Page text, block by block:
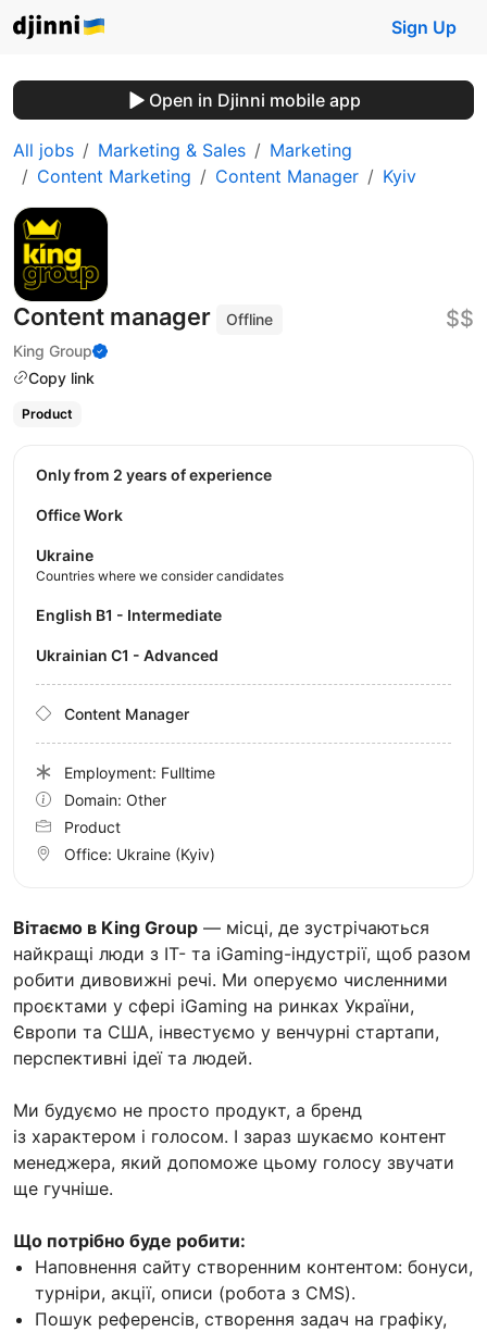
Sign Up
Open in Djinni mobile app
All jobs Marketing & Sales
Marketing
Content Marketing
Content Manager Kyiv
Content manager
Offline
King Group
Copy link
$$
Product
Вітаємо в King Group — місці, де зустрічаються
найкращі люди з IT- та iGaming-індустрії, щоб разом
робити дивовижні речі. Ми оперуємо численними
проєктами у сфері iGaming на ринках України,
Європи та США, інвестуємо у венчурні стартапи,
перспективні ідеї та людей.
Ми будуємо не просто продукт, а бренд
із характером і голосом. І зараз шукаємо контент
менеджера, який допоможе цьому голосу звучати
ще гучніше.
Що потрібно буде робити:
Наповнення сайту створенним контентом: бонуси,
турніри, акції, описи (робота з CMS).
Пошук референсів, створення задач на графіку,
Only from 2 years of experience
Office Work
Ukraine
Countries where we consider candidates
English B1 - Intermediate
Ukrainian C1 - Advanced
Content Manager
Employment: Fulltime
Domain: Other
Product
Office: Ukraine (Kyiv)